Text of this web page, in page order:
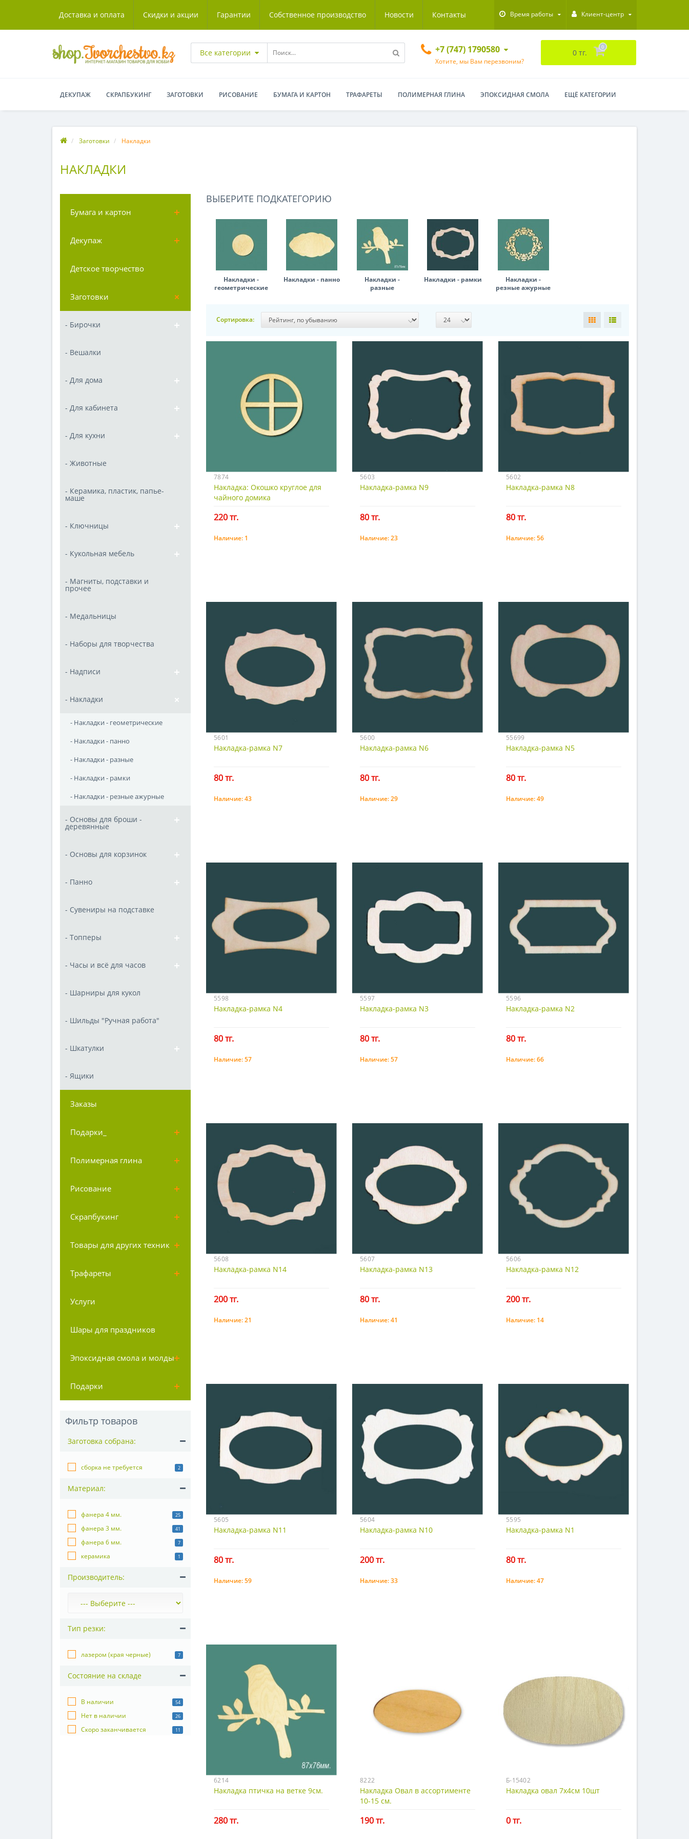
Доставка и оплата Скидки и акции Гарантии Собственное производство Новости Контакты Время работы Клиент-центр
Все категории +7 (747) 1790580
Хотите, мы Вам перезвоним?
0 тг.
0
ДЕКУПАЖ СКРАПБУКИНГ ЗАГОТОВКИ РИСОВАНИЕ БУМАГА И КАРТОН ТРАФАРЕТЫ ПОЛИМЕРНАЯ ГЛИНА ЭПОКСИДНАЯ СМОЛА ЕЩЁ КАТЕГОРИИ
Заготовки Накладки
НАКЛАДКИ
Бумага и картон
Декупаж
Детское творчество
Заготовки
- Бирочки
- Вешалки
- Для дома
- Для кабинета
- Для кухни
- Животные
- Керамика, пластик, папье-
маше
- Ключницы
- Кукольная мебель
- Магниты, подставки и
прочее
- Медальницы
- Наборы для творчества
- Надписи
- Накладки
- Накладки - геометрические
- Накладки - панно
- Накладки - разные
- Накладки - рамки
- Накладки - резные ажурные
- Основы для броши -
деревянные
- Основы для корзинок
- Панно
- Сувениры на подставке
- Топперы
- Часы и всё для часов
- Шарниры для кукол
- Шильды "Ручная работа"
- Шкатулки
- Ящики
Заказы
Подарки_
Полимерная глина
Рисование
Скрапбукинг
Товары для других техник
Трафареты
Услуги
Шары для праздников
Эпоксидная смола и молды
Подарки
Фильтр товаров
Заготовка собрана:
сборка не требуется 2
Материал:
фанера 4 мм. 25
фанера 3 мм. 41
фанера 6 мм. 7
керамика 1
Производитель:
Тип резки:
лазером (края черные) 7
Состояние на складе
В наличии 54
Нет в наличии 26
Скоро заканчивается 11
ВЫБЕРИТЕ ПОДКАТЕГОРИЮ
Накладки -
геометрические
Накладки - панно
Накладки -
разные
Накладки - рамки
Накладки -
резные ажурные
Сортировка:
7874
Накладка: Окошко круглое для
чайного домика
220 тг.
Купить
Наличие: 1
5603
Накладка-рамка N9
80 тг.
Купить
Наличие:23
5602
Накладка-рамка N8
80 тг.
Купить
Наличие:56
5601
Накладка-рамка N7
80 тг.
Купить
Наличие:43
5600
Накладка-рамка N6
80 тг.
Купить
Наличие:29
55699
Накладка-рамка N5
80 тг.
Купить
Наличие:49
5598
Накладка-рамка N4
80 тг.
Купить
Наличие:57
5597
Накладка-рамка N3
80 тг.
Купить
Наличие:57
5596
Накладка-рамка N2
80 тг.
Купить
Наличие:66
5608
Накладка-рамка N14
200 тг.
Купить
Наличие:21
5607
Накладка-рамка N13
80 тг.
Купить
Наличие:41
5606
Накладка-рамка N12
200 тг.
Купить
Наличие: 14
5605
Накладка-рамка N11
80 тг.
Купить
Наличие:59
5604
Накладка-рамка N10
200 тг.
Купить
Наличие:33
5595
Накладка-рамка N1
80 тг.
Купить
Наличие:47
6214
Накладка птичка на ветке 9см.
280 тг.
8222
Накладка Овал в ассортименте
10-15 см.
190 тг.
Б-15402
Накладка овал 7х4см 10шт
0 тг.